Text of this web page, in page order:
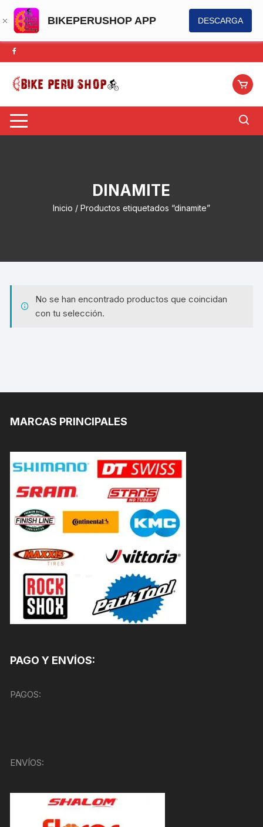
BIKEPERUSHOP APP DESCARGA
Saltar
al
contenido
DINAMITE
Inicio / Productos etiquetados “dinamite”
No se han encontrado productos que coincidan
con tu selección.
MARCAS PRINCIPALES
PAGO Y ENVÍOS:
PAGOS:
ENVÍOS: